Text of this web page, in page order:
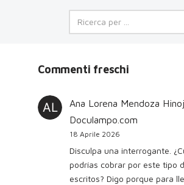
Commenti freschi
Ana Lorena Mendoza
Doculampo.com
18 Aprile 2026
Disculpa una interrogante.
podrías cobrar por este tipo
escritos? Digo porque para